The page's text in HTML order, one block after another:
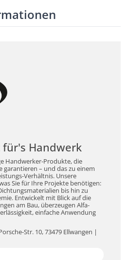
Handwerk
Handwerker-Produkte, die
garantieren – und das zu einem
Verhältnis. Unsere
Sie für Ihre Projekte benötigen:
bis hin zu
Entwickelt mit Blick auf die
am Bau, überzeugen Alfa-
einfache Anwendung
Str. 10, 73479 Ellwangen |